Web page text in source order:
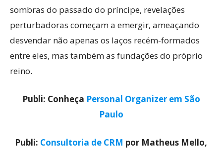
sombras do passado do príncipe, revelações
perturbadoras começam a emergir, ameaçando
desvendar não apenas os laços recém-formados
entre eles, mas também as fundações do próprio
reino.
Publi: Conheça Personal Organizer em São
Paulo
Publi: Consultoria de CRM por Matheus Mello,